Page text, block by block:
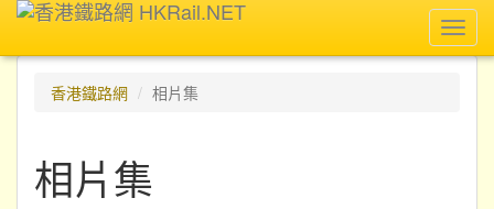
香港鐵路網
相片集
相片集